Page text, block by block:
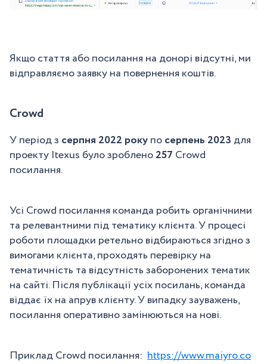
Якщо стаття або посилання на донорі відсутні, ми
відправляємо заявку на повернення коштів.
Crowd
У період з серпня 2022 рокупосерпень 2023 для
проекту Itexus було зроблено257 Crowd
посилання.
Усі Crowd посилання команда робить органічними
та релевантними під тематику клієнта. У процесі
роботи площадки ретельно відбираються згідно з
вимогами клієнта, проходять перевірку на
тематичність та відсутність заборонених тематик
на сайті. Після публікації усіх посилань, команда
віддає їх на апрув клієнту. У випадку зауважень,
посилання оперативно замінюються на нові.
Приклад Crowd посилання: https://www.maiyro.co